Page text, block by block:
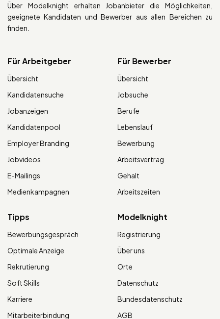
Über Modelknight erhalten Jobanbieter die Möglichkeiten,
geeignete Kandidaten und Bewerber aus allen Bereichen zu
finden.
Für Arbeitgeber
Übersicht
Kandidatensuche
Jobanzeigen
Kandidatenpool
Employer Branding
Jobvideos
E-Mailings
Medienkampagnen
Für Bewerber
Übersicht
Jobsuche
Berufe
Lebenslauf
Bewerbung
Arbeitsvertrag
Gehalt
Arbeitszeiten
Tipps
Bewerbungsgespräch
Optimale Anzeige
Rekrutierung
Soft Skills
Karriere
Mitarbeiterbindung
Modelknight
Registrierung
Über uns
Orte
Datenschutz
Bundesdatenschutz
AGB